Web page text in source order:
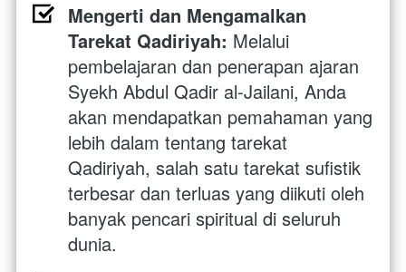
Mengerti dan Mengamalkan
Tarekat Qadiriyah: Melalui
pembelajaran dan penerapan ajaran
Syekh Abdul Qadir al-Jailani, Anda
akan mendapatkan pemahaman yang
lebih dalam tentang tarekat
Qadiriyah, salah satu tarekat sufistik
terbesar dan terluas yang diikuti oleh
banyak pencari spiritual di seluruh
dunia.